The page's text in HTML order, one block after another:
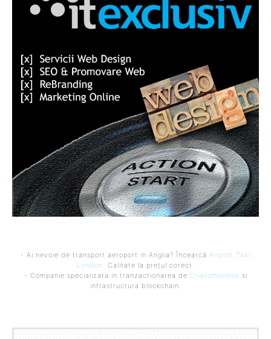
- Ai nevoie de transport aeroport in Anglia? Încearcă Airport Taxi
London. Calitate la prețul corect.
- Companie specializata in tranzactionarea de Criptomonede si
infrastructura blockchain.